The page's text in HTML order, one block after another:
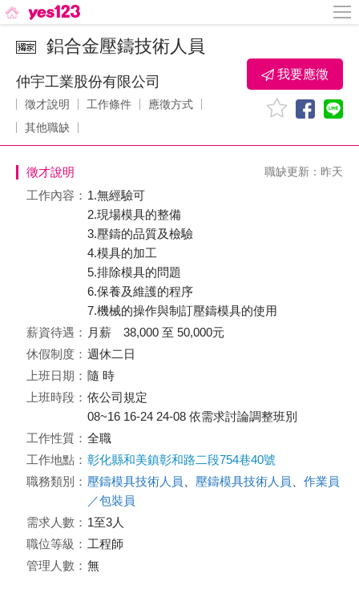
鋁合金壓鑄技術人員
仲宇工業股份有限公司
徵才說明 工作條件
應徵方式
其他職缺
我要應徵
徵才說明 職缺更新：昨天
工作內容： 1.無經驗可
2.現場模具的整備
3.壓鑄的品質及檢驗
4.模具的加工
5.排除模具的問題
6.保養及維護的程序
7.機械的操作與制訂壓鑄模具的使用
薪資待遇： 月薪 38,000 至 50,000元
休假制度： 週休二日
上班日期： 隨 時
上班時段： 依公司規定
08~16 16-24 24-08 依需求討論調整班別
工作性質： 全職
工作地點： 彰化縣和美鎮彰和路二段754巷40號
職務類別： 壓鑄模具技術人員 壓鑄模具技術人員
作業員
／包裝員
需求人數： 1至3人
職位等級： 工程師
管理人數： 無